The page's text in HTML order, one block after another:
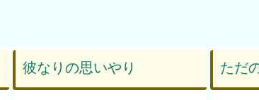
彼なりの思いやり ただ